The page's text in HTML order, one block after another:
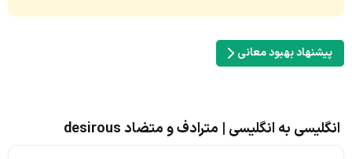
پیشنهاد بهبود معانی
انگلیسی به انگلیسی | مترادف و متضاد desirous